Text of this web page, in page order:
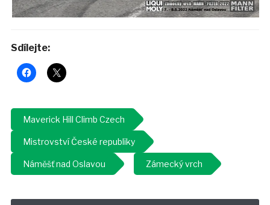
Sdílejte:
Maverick Hill Climb Czech
Mistrovství České republiky
Náměšť nad Oslavou Zámecký vrch